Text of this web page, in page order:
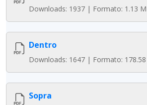
Downloads: 1937 | Formato: 1.13
Dentro
Downloads: 1647 | Formato: 178.58
Sopra